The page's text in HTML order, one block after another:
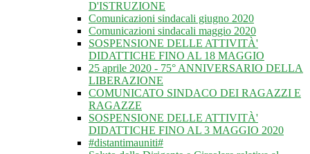
D'ISTRUZIONE
Comunicazioni sindacali giugno 2020
Comunicazioni sindacali maggio 2020
SOSPENSIONE DELLE ATTIVITÀ'
DIDATTICHE FINO AL 18 MAGGIO
25 aprile 2020 - 75° ANNIVERSARIO DELLA
LIBERAZIONE
COMUNICATO SINDACO DEI RAGAZZI E
RAGAZZE
SOSPENSIONE DELLE ATTIVITÀ'
DIDATTICHE FINO AL 3 MAGGIO 2020
#distantimauniti#